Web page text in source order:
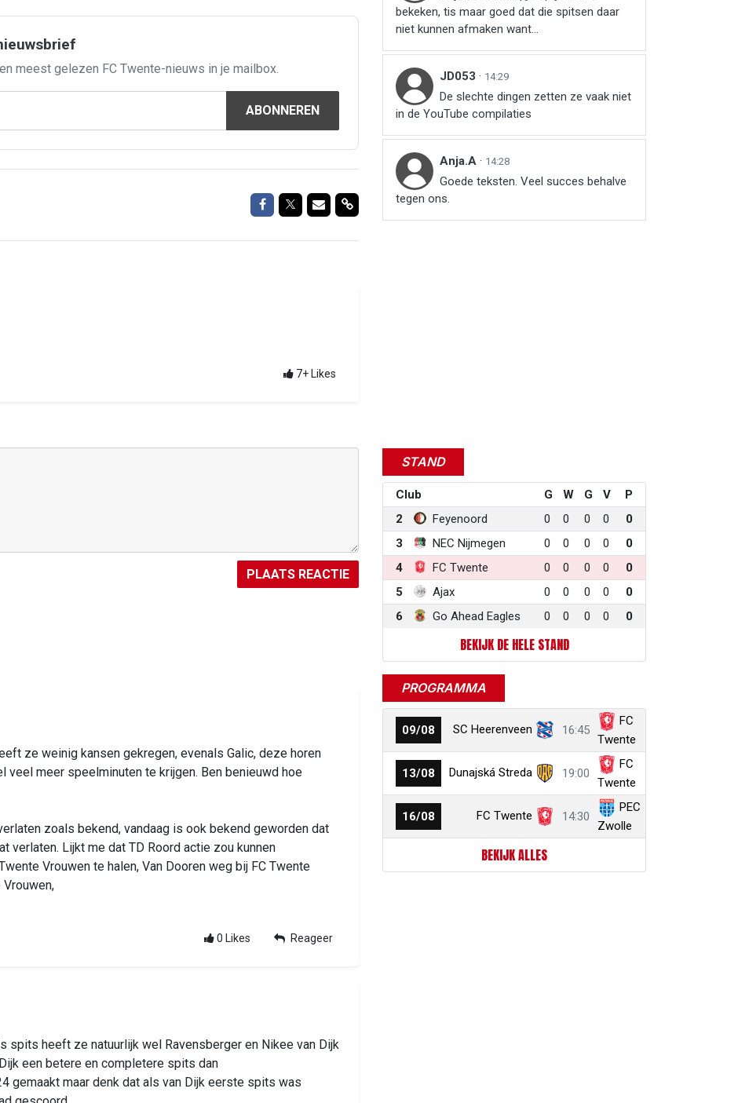
meest gelezen FC Twente-nieuws in je mailbox.
ABONNEREN
Delen op Facebook
Delen op Twitter
Delen via Mail
Delen link
7+ Likes
PLAATS REACTIE
ze weinig kansen gekregen, evenals Galic, deze horen
veel meer speelminuten te krijgen. Ben benieuwd hoe
zoals bekend, vandaag is ook bekend geworden dat
verlaten. Lijkt me dat TD Roord actie zou kunnen
Vrouwen te halen, Van Dooren weg bij FC Twente
Vrouwen,
0 Likes Reageer
spits heeft ze natuurlijk wel Ravensberger en Nikee van Dijk
een betere en completere spits dan
gemaakt maar denk dat als van Dijk eerste spits was
bekeken, tis maar goed dat die spitsen daar
niet kunnen afmaken want...
JD053 · 14:29
De slechte dingen zetten ze vaak niet
in de YouTube compilaties
Anja.A · 14:28
Goede teksten. Veel succes behalve
tegen ons.
STAND
Club G W G V
P
2
Feyenoord 0 0 0 0
0
3
NEC Nijmegen 0 0 0 0
0
4
FC Twente 0 0 0 0
0
5
Ajax 0 0 0 0
0
6
Go Ahead Eagles 0 0 0 0 0
BEKIJK DE HELE STAND
PROGRAMMA
09/08 SC Heerenveen 16:45
FC
Twente
13/08 Dunajská Streda 19:00
FC
Twente
16/08 FC Twente 14:30
PEC
Zwolle
BEKIJK ALLES